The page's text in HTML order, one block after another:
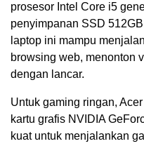
prosesor Intel Core i5
penyimpanan SSD
laptop ini mampu
browsing web, menonton
dengan lancar.
Untuk gaming ringan,
kartu grafis NVIDIA
kuat untuk menjalankan